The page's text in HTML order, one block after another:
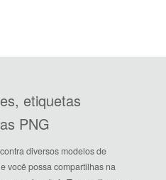
etiquetas
PNG
diversos modelos de
você possa compartilhas na